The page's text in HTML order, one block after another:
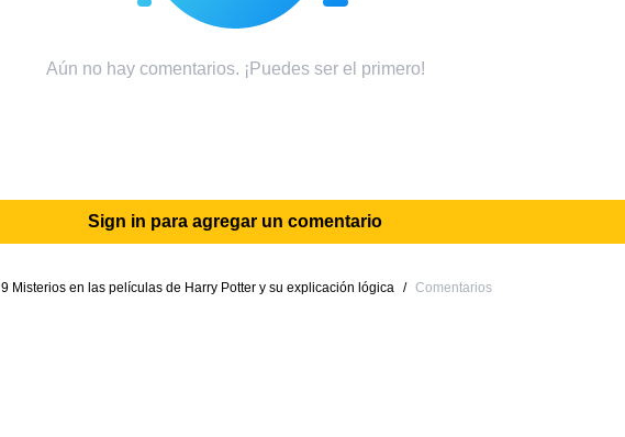
Aún no hay comentarios. ¡Puedes ser el primero!
Sign in para agregar un comentario
9 Misterios en las películas de Harry Potter y su explicación lógica / Comentarios